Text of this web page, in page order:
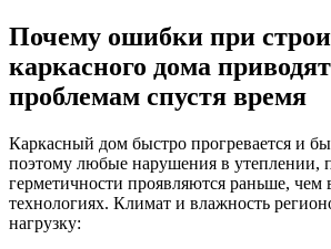
Почему ошибки при
каркасного дома
проблемам спустя время
Каркасный дом быстро прогревается и
поэтому любые нарушения в утеплении,
герметичности проявляются раньше, чем
технологиях. Климат и влажность
нагрузку: